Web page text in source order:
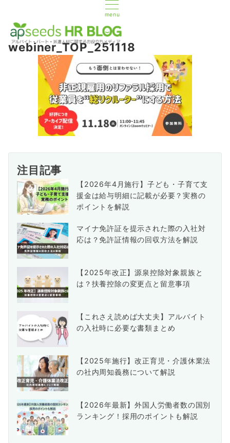
menu
webiner_TOP_251118
注目記事
【2026年4月施行】子ども・子育て支
援金は給与明細に記載が必要？実務の
ポイントを解説
マイナ免許証を提示された際の入社対
応は？免許証情報の回収方法を解説
【2025年改正】源泉控除対象親族と
は？扶養控除の変更点と留意事項
【これさえ読めば大丈夫】アルバイト
の入社時に必要な書類まとめ
【2025年施行】改正育児・介護休業法
の社内周知義務について解説
【2026年最新】外国人労働者数の国別
ランキング！採用のポイントも解説